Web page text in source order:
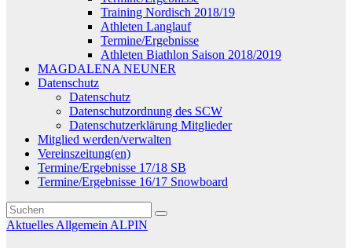
Training Nordisch 2018/19
Athleten Langlauf
Termine/Ergebnisse
Athleten Biathlon Saison 2018/2019
MAGDALENA NEUNER
Datenschutz
Datenschutz
Datenschutzordnung des SCW
Datenschutzerklärung Mitglieder
Mitglied werden/verwalten
Vereinszeitung(en)
Termine/Ergebnisse 17/18 SB
Termine/Ergebnisse 16/17 Snowboard
Aktuelles Allgemein ALPIN